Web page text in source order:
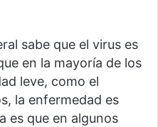
sabe que el virus es
en la mayoría de los
leve, como el
la enfermedad es
es que en algunos